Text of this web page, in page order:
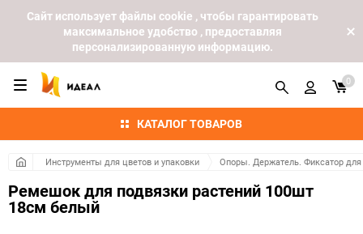
Cайт использует файлы cookie , чтобы гарантировать
максимальное удобство , предоставляя
персонализированную информацию.
КАТАЛОГ ТОВАРОВ
0
Инструменты для цветов и упаковки Опоры. Держатель. Фиксатор для
Ремешок для подвязки растений 100шт
18см белый